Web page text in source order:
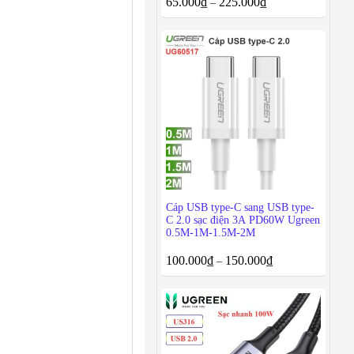
–
Cáp USB type-C sang USB type-
C 2.0 sạc điện 3A PD60W Ugreen
0.5M-1M-1.5M-2M
100.000₫ – 150.000₫